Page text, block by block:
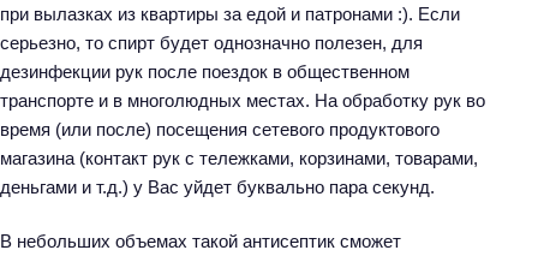
при вылазках из квартиры за едой и патронами :). Если
серьезно, то спирт будет однозначно полезен, для
дезинфекции рук после поездок в общественном
транспорте и в многолюдных местах. На обработку рук во
время (или после) посещения сетевого продуктового
магазина (контакт рук с тележками, корзинами, товарами,
деньгами и т.д.) у Вас уйдет буквально пара секунд.
В небольших объемах такой антисептик сможет
Н
а
й
т
и
: